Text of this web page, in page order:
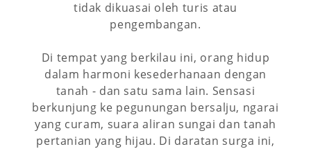
tidak dikuasai oleh turis atau
pengembangan.
Di tempat yang berkilau ini, orang hidup
dalam harmoni kesederhanaan dengan
tanah - dan satu sama lain. Sensasi
berkunjung ke pegunungan bersalju, ngarai
yang curam, suara aliran sungai dan tanah
pertanian yang hijau. Di daratan surga ini,